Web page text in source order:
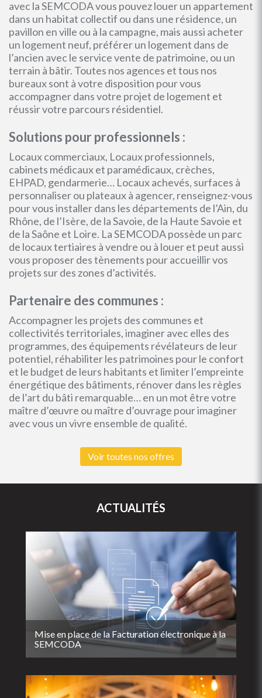
avec la SEMCODA vous pouvez louer un appartement
dans un habitat collectif ou dans une résidence, un
pavillon en ville ou à la campagne, mais aussi acheter
un logement neuf, préférer un logement dans de
l’ancien avec le service vente de patrimoine, ou un
terrain à bâtir. Toutes nos agences et tous nos
bureaux sont à votre disposition pour vous
accompagner dans votre projet de logement et
réussir votre parcours résidentiel.
Solutions pour professionnels :
Locaux commerciaux, Locaux professionnels,
cabinets médicaux et paramédicaux, crèches,
EHPAD, gendarmerie… Locaux achevés, surfaces à
personnaliser ou plateaux à agencer, renseignez-vous
pour vous installer dans les départements de l’Ain, du
Rhône, de l’Isère, de la Savoie, de la Haute Savoie et
de la Saône et Loire. La SEMCODA possède un parc
de locaux tertiaires à vendre ou à louer et peut aussi
vous proposer des tènements pour accueillir vos
projets sur des zones d’activités.
Partenaire des communes :
Accompagner les projets des communes et
collectivités territoriales, imaginer avec elles des
programmes, des équipements révélateurs de leur
potentiel, réhabiliter les patrimoines pour le confort
et le budget de leurs habitants et limiter l’empreinte
énergétique des bâtiments, rénover dans les règles
de l’art du bâti remarquable… en un mot être votre
maître d’œuvre ou maître d’ouvrage pour imaginer
avec vous un vivre ensemble de qualité.
Voir toutes nos offres
ACTUALITÉS
Mise en place de la Facturation électronique à la
SEMCODA